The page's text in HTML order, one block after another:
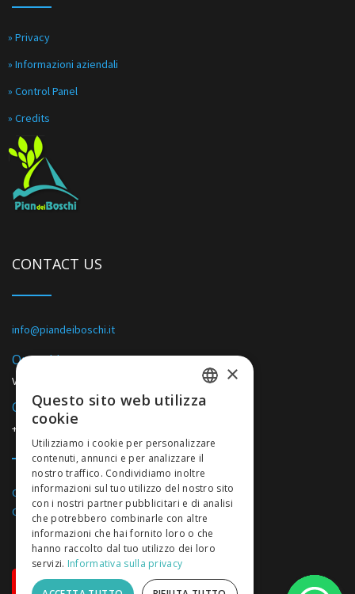
» Privacy
» Informazioni aziendali
» Control Panel
» Credits
CONTACT US
info@piandeiboschi.it
Our address
Via Ponti, 1 - 17027 Pietra Ligure (SV)
Our phone
+39 019625425
CITR: 009049-CAM-0001
CIN: IT009049B1MAITOH2S
ONLINE BOOKING
ITALIAN
FRENCH
×
Questo sito web utilizza
cookie
Utilizziamo i cookie per personalizzare
contenuti, annunci e per analizzare il
nostro traffico. Condividiamo inoltre
informazioni sul tuo utilizzo del nostro sito
con i nostri partner pubblicitari e di analisi
che potrebbero combinarle con altre
informazioni che hai fornito loro o che
hanno raccolto dal tuo utilizzo dei loro
servizi. Informativa sulla privacy